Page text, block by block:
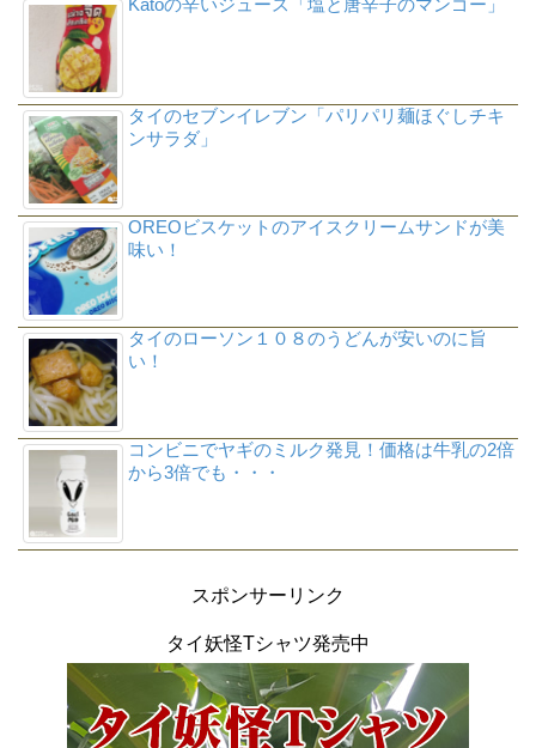
タイのセブンイレブン「パリパリ麺ほぐしチキ
ンサラダ」
OREOビスケットのアイスクリームサンドが美
味い！
タイのローソン１０８のうどんが安いのに旨
い！
コンビニでヤギのミルク発見！価格は牛乳の2倍
から3倍でも・・・
スポンサーリンク
タイ妖怪Tシャツ発売中